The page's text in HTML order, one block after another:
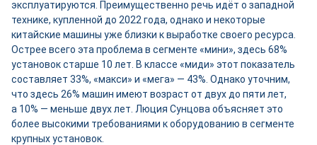
эксплуатируются. Преимущественно речь идёт о западной
технике, купленной до 2022 года, однако и некоторые
китайские машины уже близки к выработке своего ресурса.
Острее всего эта проблема в сегменте «мини», здесь 68%
установок старше 10 лет. В классе «миди» этот показатель
составляет 33%, «макси» и «мега» — 43%. Однако уточним,
что здесь 26% машин имеют возраст от двух до пяти лет,
а 10% — меньше двух лет. Люция Сунцова объясняет это
более высокими требованиями к оборудованию в сегменте
крупных установок.